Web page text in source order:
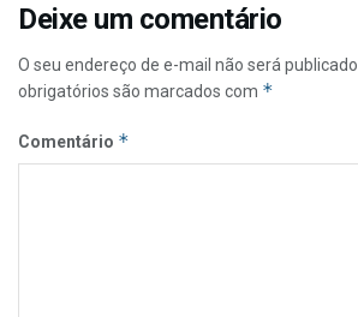
Deixe um comentário
O seu endereço de e-mail não será publicado.
obrigatórios são marcados com *
Comentário *